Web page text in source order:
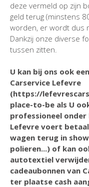
deze vermeld op zijn
geld terug (minstens
worden, er wordt dus
Dankzij onze diverse
tussen zitten.
U kan bij ons ook
Carservice Lefevre
(https://
place-to-be als U
professioneel onder
Lefevre voert
wagen terug in
polieren...) of kan
autotextiel
cadeaubonnen van
ter plaatse cash